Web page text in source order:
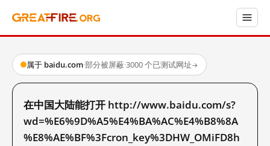
属于 baidu.com·部分被屏蔽·3000 个已测试网址→
在中国大陆能打开 http://www.baidu.com/s?
wd=%E6%9D%A5%E4%BA%AC%E4%B8%8A
%E8%AE%BF%3Fcron_key%3DHW_OMiFD8h